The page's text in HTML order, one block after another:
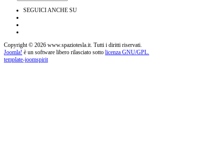
SEGUICI ANCHE SU
Copyright © 2026 www.spaziotesla.it. Tutti i diritti riservati.
Joomla! è un software libero rilasciato sotto licenza GNU/GPL.
template-joomspirit